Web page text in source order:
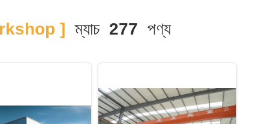
] ম্যাচ 277 পণ্য